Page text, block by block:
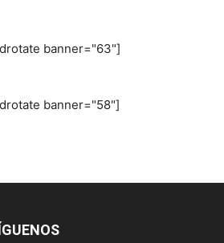
banner="63"]
banner="58"]